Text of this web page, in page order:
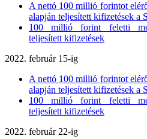
A nettó 100 millió forintot
alapján teljesített kifizetések a
100 millió forint feletti
teljesített kifizetések
2022. február 15-ig
A nettó 100 millió forintot
alapján teljesített kifizetések a
100 millió forint feletti
teljesített kifizetések
2022. február 22-ig